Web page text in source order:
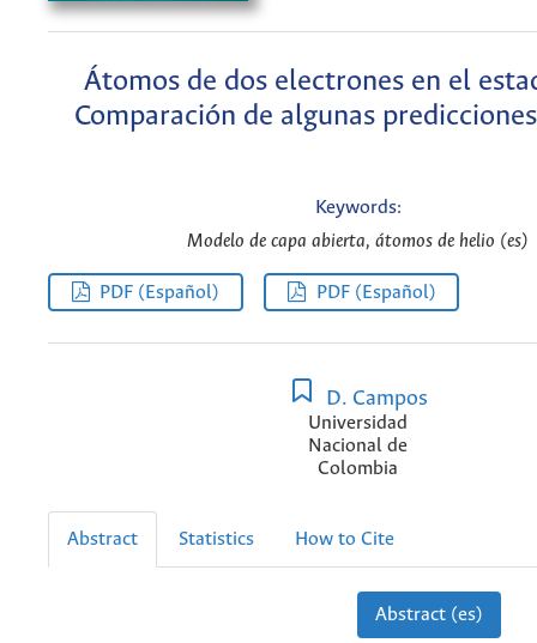
Átomos de dos electrones en el
Comparación de algunas
Keywords:
Modelo de capa abierta, átomos de helio (es)
PDF (Español) PDF (Español)
D. Campos
Universidad
Nacional de
Colombia
Abstract Statistics How to Cite
Abstract (es)